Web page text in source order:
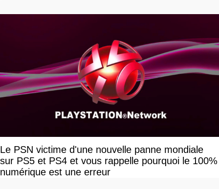
Le PSN victime d'une nouvelle panne mondiale
sur PS5 et PS4 et vous rappelle pourquoi le 100%
numérique est une erreur